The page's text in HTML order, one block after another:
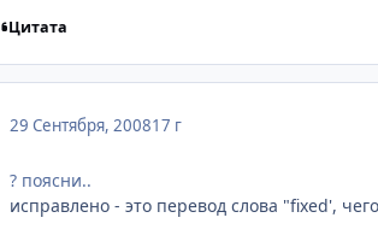
Цитата
29 Сентября, 200817 г
? поясни..
исправлено - это перевод слова "fixed',